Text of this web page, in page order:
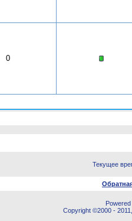
0
Текущее
Copyright ©2000 -